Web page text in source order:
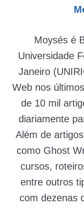
Moysés é
Universidade
Janeiro
Web nos
de 10 mil
diariamente
Além de
como Ghost
cursos,
entre outros
com dezenas